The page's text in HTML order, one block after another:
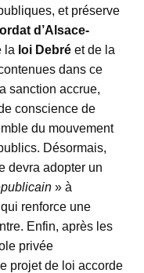
et préserve
d’Alsace-
la loi Debré et de la
dans ce
sanction accrue,
conscience de
du mouvement
Désormais,
devra adopter un
» à
renforce une
Enfin, après les
privée
projet de loi accorde